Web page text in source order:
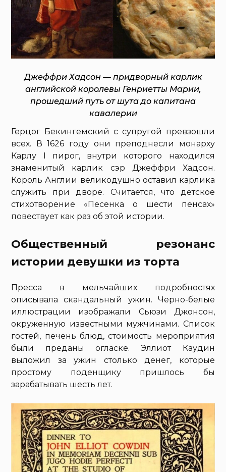
Джеффри Хадсон — придворный карлик
английской королевы Генриетты Марии,
прошедший путь от шута до капитана
кавалерии
Герцог Бекингемский с супругой превзошли
всех. В 1626 году они преподнесли монарху
Карлу I пирог, внутри которого находился
знаменитый карлик сэр Джеффри Хадсон.
Король Англии великодушно оставил карлика
служить при дворе. Считается, что детское
стихотворение «Песенка о шести пенсах»
повествует как раз об этой истории.
Общественный резонанс
истории девушки из торта
Пресса в мельчайших подробностях
описывала скандальный ужин. Черно-белые
иллюстрации изображали Сьюзи Джонсон,
окруженную известными мужчинами. Список
гостей, печень блюд, стоимость мероприятия
были преданы огласке. Эллиот Каудин
выложил за ужин столько денег, которые
простому поденщику пришлось бы
зарабатывать шесть лет.